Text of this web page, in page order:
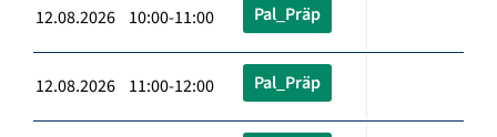
12.08.2026 10:00-11:00 Pal_Präp
12.08.2026 11:00-12:00 Pal_Präp